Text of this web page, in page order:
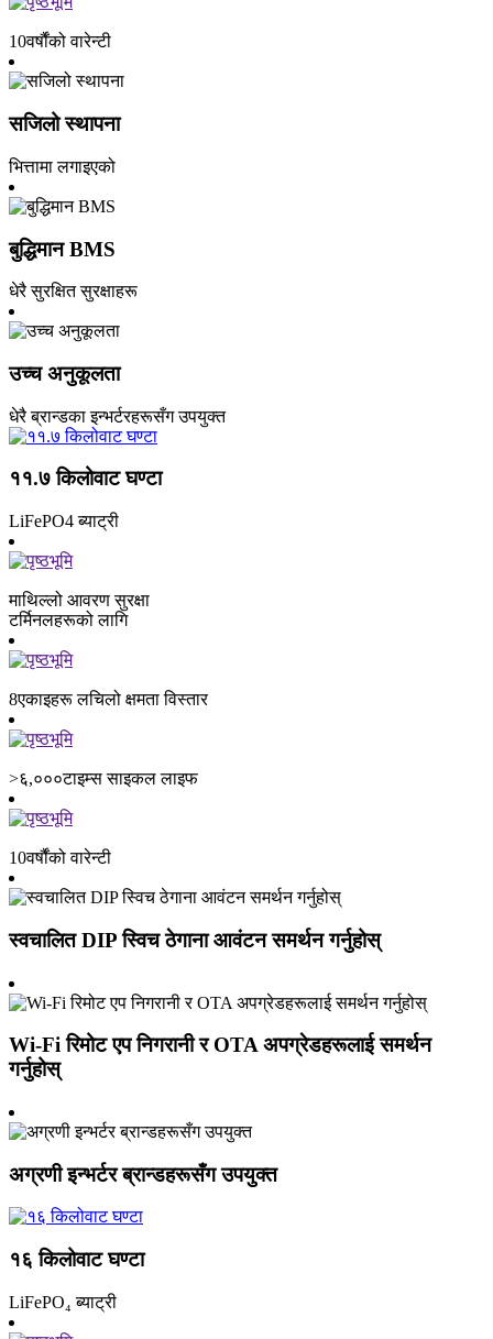
10वर्षौंको वारेन्टी
सजिलो स्थापना
भित्तामा लगाइएको
बुद्धिमान BMS
धेरै सुरक्षित सुरक्षाहरू
उच्च अनुकूलता
धेरै ब्रान्डका इन्भर्टरहरूसँग उपयुक्त
११.७ किलोवाट घण्टा
LiFePO4 ब्याट्री
माथिल्लो आवरण सुरक्षा
टर्मिनलहरूको लागि
8एकाइहरू लचिलो क्षमता विस्तार
>६,०००टाइम्स साइकल लाइफ
10वर्षौंको वारेन्टी
स्वचालित DIP स्विच ठेगाना आवंटन समर्थन गर्नुहोस्
Wi-Fi रिमोट एप निगरानी र OTA अपग्रेडहरूलाई समर्थन
गर्नुहोस्
अग्रणी इन्भर्टर ब्रान्डहरूसँग उपयुक्त
१६ किलोवाट घण्टा
LiFePO₄ ब्याट्री